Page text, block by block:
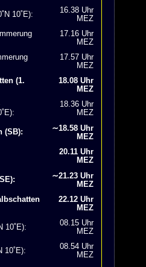
10˚E):
16.38 Uhr
MEZ
17.16 Uhr
MEZ
17.57 Uhr
MEZ
(1.
18.08 Uhr
MEZ
18.36 Uhr
MEZ
(SB):
∼18.58 Uhr
MEZ
20.11 Uhr
MEZ
∼21.23 Uhr
MEZ
22.12 Uhr
MEZ
10˚E):
08.15 Uhr
MEZ
10˚E):
08.54 Uhr
MEZ